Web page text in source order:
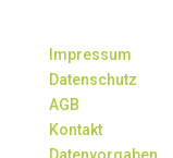
Impressum
Datenschutz
AGB
Kontakt